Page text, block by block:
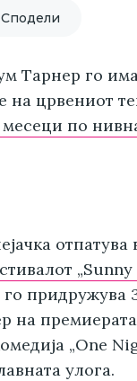
Cподели
Тарнер го
на црвениот
по
отпатува
го придружува
на
„One
улога.